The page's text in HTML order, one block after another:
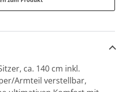
ca. 140 cm inkl.
Armteil verstellbar,